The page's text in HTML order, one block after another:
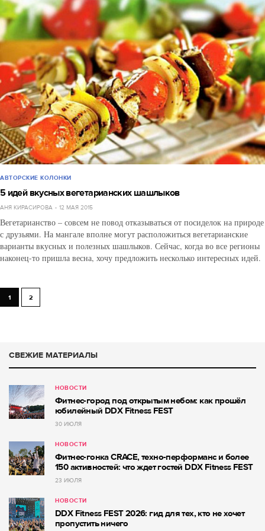
АВТОРСКИЕ КОЛОНКИ
5 идей вкусных вегетарианских шашлыков
АНЯ КИРАСИРОВА 12 МАЯ 2015
Вегетарианство – совсем не повод отказываться от посиделок на природе
с друзьями. На мангале вполне могут расположиться вегетарианские
варианты вкусных и полезных шашлыков. Сейчас, когда во все регионы
наконец-то пришла весна, хочу предложить несколько интересных идей.
1 2
СВЕЖИЕ МАТЕРИАЛЫ
НОВОСТИ
Фитнес-город под открытым небом: как прошёл
юбилейный DDX Fitness FEST
30 ИЮЛЯ
НОВОСТИ
Фитнес-гонка CRACE, техно-перформанс и более
150 активностей: что ждет гостей DDX Fitness FEST
23 ИЮЛЯ
НОВОСТИ
DDX Fitness FEST 2026: гид для тех, кто не хочет
пропустить ничего